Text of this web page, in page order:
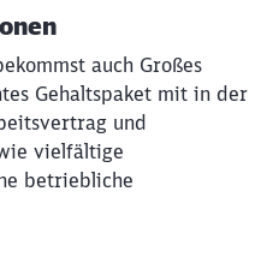
auch Großes
Gehaltspaket mit in der
und
vielfältige
betriebliche